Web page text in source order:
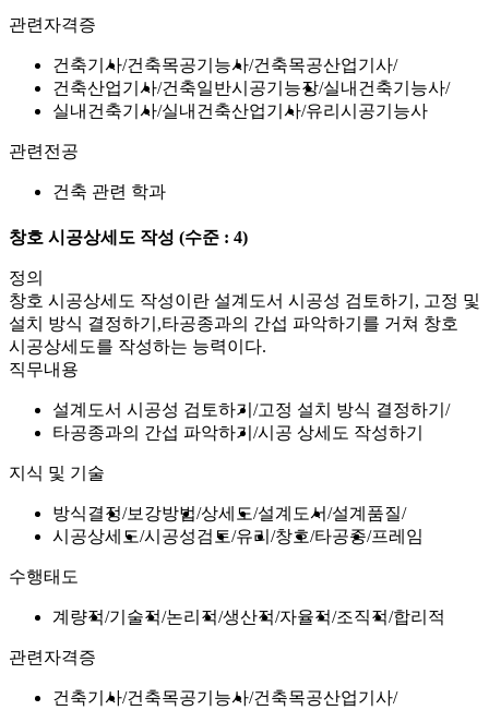
관련자격증
건축기사 건축목공기능사 건축목공산업기사
건축산업기사 건축일반시공기능장 실내건축기능사
실내건축기사 실내건축산업기사 유리시공기능사
관련전공
건축 관련 학과
창호 시공상세도 작성 (수준 : 4)
정의
창호 시공상세도 작성이란 설계도서 시공성 검토하기, 고정 및
설치 방식 결정하기,타공종과의 간섭 파악하기를 거쳐 창호
시공상세도를 작성하는 능력이다.
직무내용
설계도서 시공성 검토하기
고정 설치 방식 결정하기
타공종과의 간섭 파악하기
시공 상세도 작성하기
지식 및 기술
방식결정 보강방법 상세도 설계도서 설계품질
시공상세도 시공성검토 유리 창호 타공종 프레임
수행태도
계량적 기술적 논리적 생산적 자율적 조직적 합리적
관련자격증
건축기사 건축목공기능사 건축목공산업기사